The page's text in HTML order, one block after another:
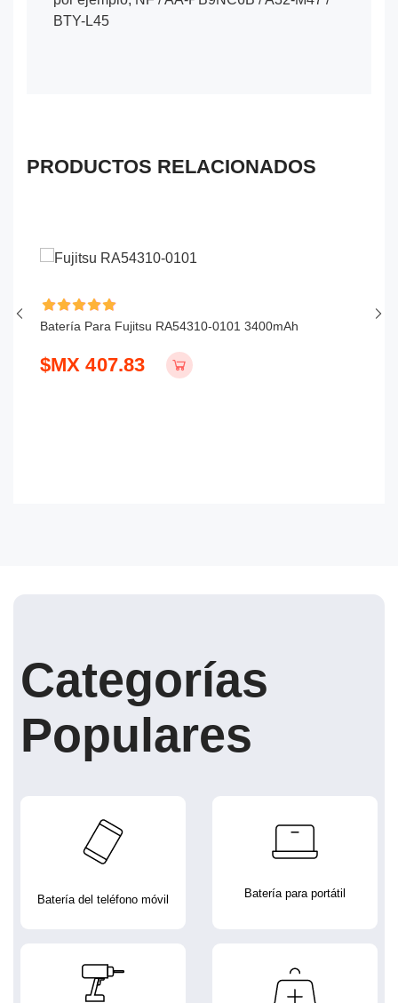
BTY-L45
PRODUCTOS RELACIONADOS
Batería Para Fujitsu RA54310-0101 3400mAh
$MX 407.83
Categorías
Populares
Batería del teléfono móvil Batería para portátil